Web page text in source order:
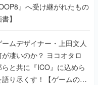
』へ受け継がれたもの
】
ムデザイナー・上田文人
凄いのか？ ヨコオタロ
と共に『ICO』に込めら
り尽くす！【ゲームの企